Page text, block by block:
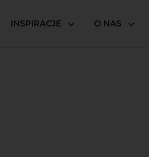
INSPIRACJE O NAS